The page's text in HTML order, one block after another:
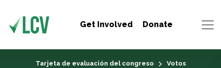
Get Involved Donate
Tarjeta de evaluación del congreso Votos